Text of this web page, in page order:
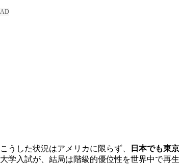
こうした状況はアメリカに限らず、 日本でも東
大学入試が、結局は階級的優位性を世界中で再